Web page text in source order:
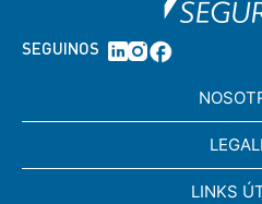
SEGUINOS
LINKS